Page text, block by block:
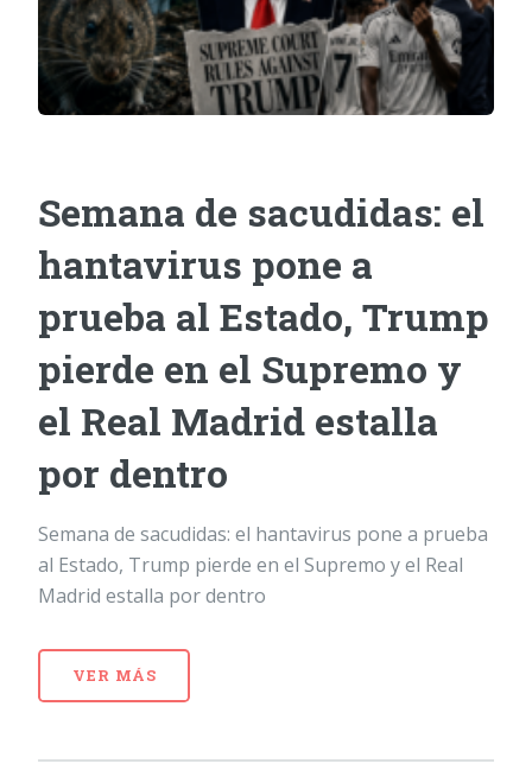
Semana de sacudidas: el
hantavirus pone a
prueba al Estado, Trump
pierde en el Supremo y
el Real Madrid estalla
por dentro
Semana de sacudidas: el hantavirus pone a prueba
al Estado, Trump pierde en el Supremo y el Real
Madrid estalla por dentro
VER MÁS